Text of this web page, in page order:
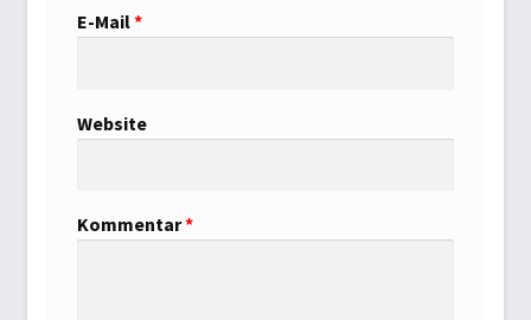
E-Mail*
Website
Kommentar*